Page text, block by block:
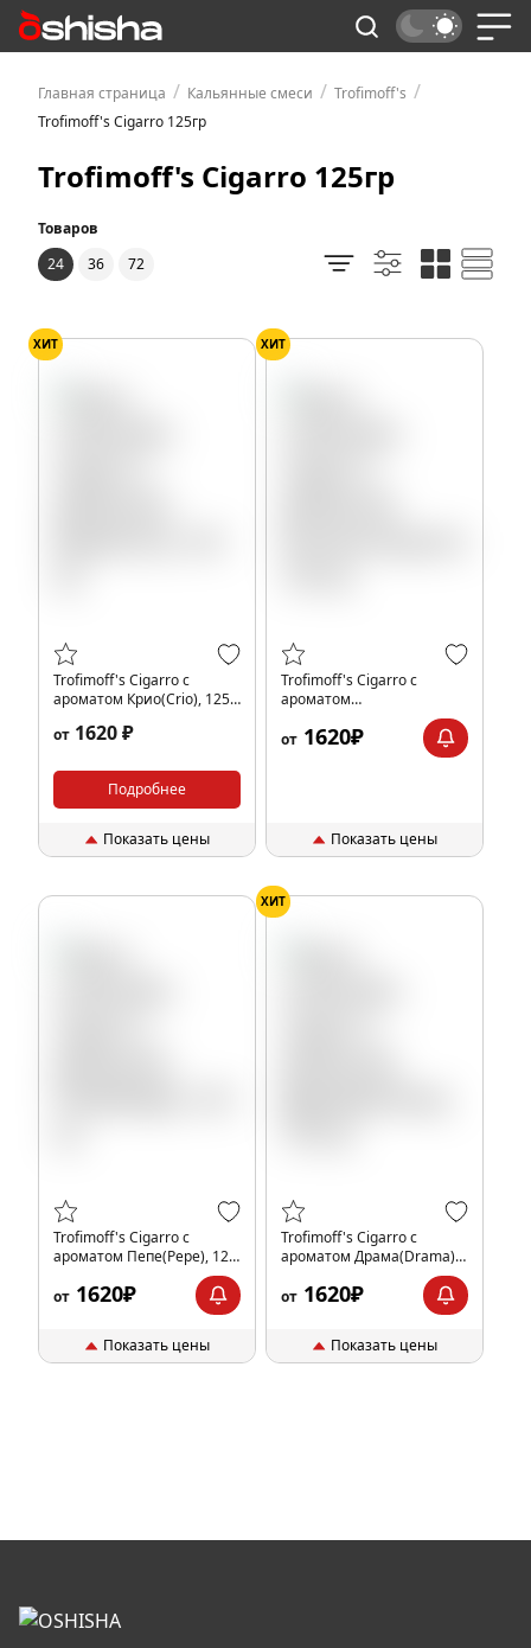
Главная страница / Кальянные смеси / Trofimoff's /
Trofimoff's Cigarro 125гр
Trofimoff's Cigarro 125гр
Товаров
24
36 72
ХИТ
Trofimoff's Cigarro с
ароматом Крио(Crio), 125
от 1620 ₽
Подробнее
Показать цены
ХИТ
Trofimoff's Cigarro с
ароматом
Коннектикут(Connecticut),
125 гр.
от 1620₽
Показать цены
Trofimoff's Cigarro с
ароматом Пепе(Pepe), 125
от 1620₽
Показать цены
ХИТ
Trofimoff's Cigarro с
ароматом Драма(Drama),
от 1620₽
Показать цены